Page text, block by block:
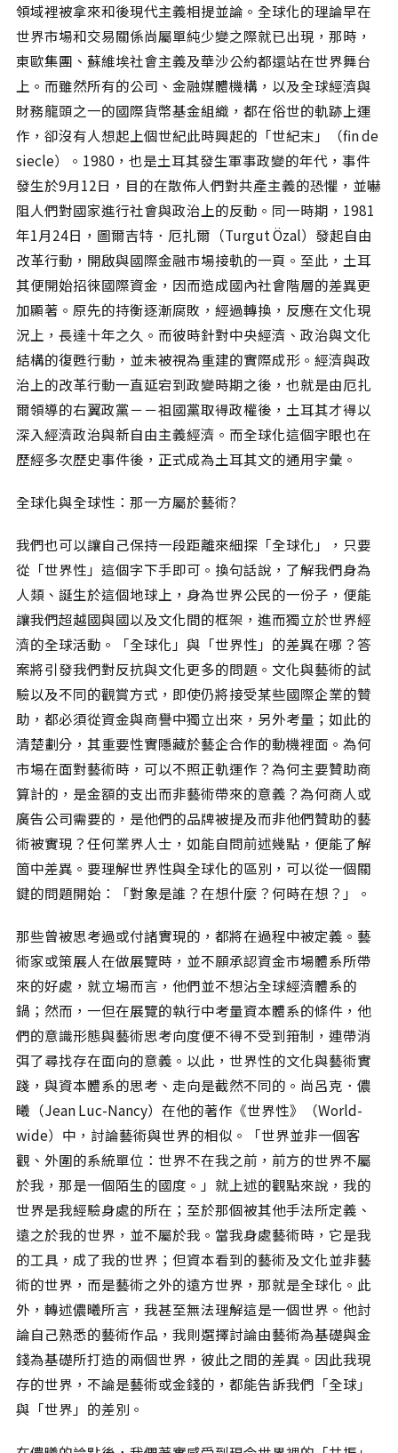
領域裡被拿來和後現代主義相提並論。全球化的理論早在
世界市場和交易關係尚屬單純少變之際就已出現，那時，
東歐集團、蘇維埃社會主義及華沙公約都還站在世界舞台
上。而雖然所有的公司、金融媒體機構，以及全球經濟與
財務龍頭之一的國際貨幣基金組織，都在俗世的軌跡上運
作，卻沒有人想起上個世紀此時興起的「世紀末」（fin de
siecle）。1980，也是土耳其發生軍事政變的年代，事件
發生於9月12日，目的在散佈人們對共產主義的恐懼，並嚇
阻人們對國家進行社會與政治上的反動。同一時期，1981
年1月24日，圖爾吉特．厄扎爾（Turgut Özal）發起自由
改革行動，開啟與國際金融市場接軌的一頁。至此，土耳
其便開始招徠國際資金，因而造成國內社會階層的差異更
加顯著。原先的持衡逐漸腐敗，經過轉換，反應在文化現
況上，長達十年之久。而彼時針對中央經濟、政治與文化
結構的復甦行動，並未被視為重建的實際成形。經濟與政
治上的改革行動一直延宕到政變時期之後，也就是由厄扎
爾領導的右翼政黨－－祖國黨取得政權後，土耳其才得以
深入經濟政治與新自由主義經濟。而全球化這個字眼也在
歷經多次歷史事件後，正式成為土耳其文的通用字彙。
全球化與全球性：那一方屬於藝術?
我們也可以讓自己保持一段距離來細探「全球化」，只要
從「世界性」這個字下手即可。換句話說，了解我們身為
人類、誕生於這個地球上，身為世界公民的一份子，便能
讓我們超越國與國以及文化間的框架，進而獨立於世界經
濟的全球活動。「全球化」與「世界性」的差異在哪？答
案將引發我們對反抗與文化更多的問題。文化與藝術的試
驗以及不同的觀賞方式，即使仍將接受某些國際企業的贊
助，都必須從資金與商譽中獨立出來，另外考量；如此的
清楚劃分，其重要性實隱藏於藝企合作的動機裡面。為何
市場在面對藝術時，可以不照正軌運作？為何主要贊助商
算計的，是金額的支出而非藝術帶來的意義？為何商人或
廣告公司需要的，是他們的品牌被提及而非他們贊助的藝
術被實現？任何業界人士，如能自問前述幾點，便能了解
箇中差異。要理解世界性與全球化的區別，可以從一個關
鍵的問題開始：「對象是誰？在想什麼？何時在想？」。
那些曾被思考過或付諸實現的，都將在過程中被定義。藝
術家或策展人在做展覽時，並不願承認資金市場體系所帶
來的好處，就立場而言，他們並不想沾全球經濟體系的
鍋；然而，一但在展覽的執行中考量資本體系的條件，他
們的意識形態與藝術思考向度便不得不受到箝制，連帶消
弭了尋找存在面向的意義。以此，世界性的文化與藝術實
踐，與資本體系的思考、走向是截然不同的。尚呂克．儂
曦（Jean Luc-Nancy）在他的著作《世界性》（World-
wide）中，討論藝術與世界的相似。「世界並非一個客
觀、外圍的系統單位：世界不在我之前，前方的世界不屬
於我，那是一個陌生的國度。」就上述的觀點來說，我的
世界是我經驗身處的所在；至於那個被其他手法所定義、
遠之於我的世界，並不屬於我。當我身處藝術時，它是我
的工具，成了我的世界；但資本看到的藝術及文化並非藝
術的世界，而是藝術之外的遠方世界，那就是全球化。此
外，轉述儂曦所言，我甚至無法理解這是一個世界。他討
論自己熟悉的藝術作品，我則選擇討論由藝術為基礎與金
錢為基礎所打造的兩個世界，彼此之間的差異。因此我現
存的世界，不論是藝術或金錢的，都能告訴我們「全球」
與「世界」的差別。